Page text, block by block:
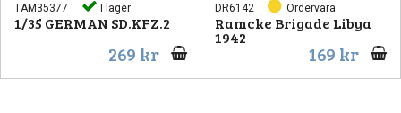
TAM35377 I lager
1/35 GERMAN SD.KFZ.2
269 kr
DR6142 Ordervara
Ramcke Brigade Libya
1942
169 kr